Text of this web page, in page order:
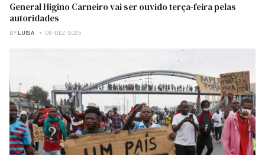
General Higino Carneiro vai ser ouvido terça-feira pelas
autoridades
BY LUISA 08-DEZ-2025